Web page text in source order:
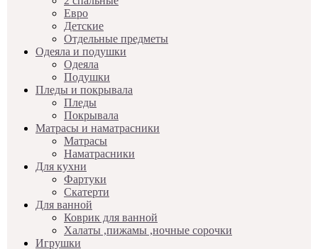
Евро
Детские
Отдельные предметы
Одеяла и подушки
Одеяла
Подушки
Пледы и покрывала
Пледы
Покрывала
Матрасы и наматрасники
Матрасы
Наматрасники
Для кухни
Фартуки
Скатерти
Для ванной
Коврик для ванной
Халаты ,пижамы ,ночные сорочки
Игрушки